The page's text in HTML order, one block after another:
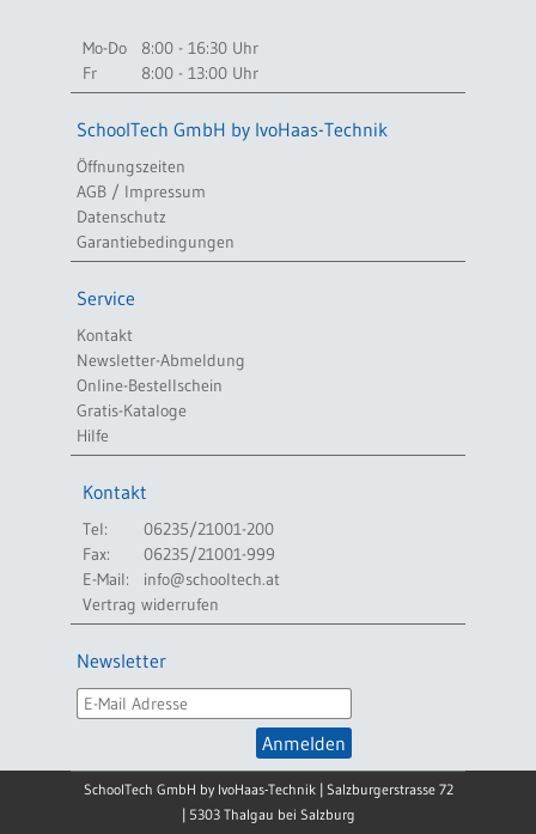
Mo-Do
8:00 - 16:30 Uhr
Fr
8:00 - 13:00 Uhr
SchoolTech GmbH by IvoHaas-Technik
Öffnungszeiten
AGB / Impressum
Datenschutz
Garantiebedingungen
Service
Kontakt
Newsletter-Abmeldung
Online-Bestellschein
Gratis-Kataloge
Hilfe
Kontakt
Tel:
06235/21001-200
Fax:
06235/21001-999
E-Mail:
info@schooltech.at
Vertrag widerrufen
Newsletter
Anmelden
SchoolTech GmbH by IvoHaas-Technik | Salzburgerstrasse 72
| 5303 Thalgau bei Salzburg